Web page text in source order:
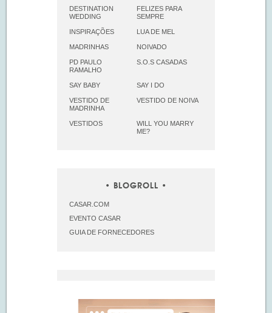
DESTINATION
WEDDING
FELIZES PARA
SEMPRE
INSPIRAÇÕES LUA DE MEL
MADRINHAS NOIVADO
PD PAULO
RAMALHO
S.O.S CASADAS
SAY BABY SAY I DO
VESTIDO DE
MADRINHA
VESTIDO DE NOIVA
VESTIDOS
WILL YOU MARRY
ME?
BLOGROLL
CASAR.COM
EVENTO CASAR
GUIA DE FORNECEDORES